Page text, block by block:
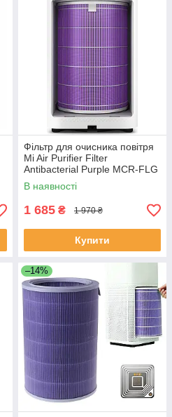
Фільтр для очисника повітря
Mi Air Purifier Filter
Antibacterial Purple MCR-FLG
(SCG4011TW) з RFID
В наявності
1 685 ₴ 1 970 ₴
Купити
–14%